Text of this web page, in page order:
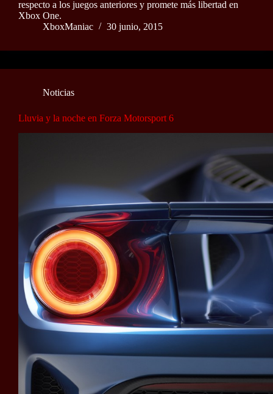
respecto a los juegos anteriores y promete más libertad en
Xbox One.
XboxManiac
30 junio, 2015
Noticias
Lluvia y la noche en Forza Motorsport 6